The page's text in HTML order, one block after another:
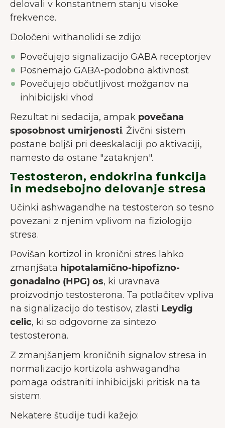
delovali v konstantnem stanju visoke
frekvence.
Določeni withanolidi se zdijo:
Povečujejo signalizacijo GABA receptorjev
Posnemajo GABA-podobno aktivnost
Povečujejo občutljivost možganov na
inhibicijski vhod
Rezultat ni sedacija, ampak povečana
sposobnost umirjenosti. Živčni sistem
postane boljši pri deeskalaciji po aktivaciji,
namesto da ostane "zataknjen".
Testosteron, endokrina funkcija
in medsebojno delovanje stresa
Učinki ashwagandhe na testosteron so tesno
povezani z njenim vplivom na fiziologijo
stresa.
Povišan kortizol in kronični stres lahko
zmanjšata hipotalamično-hipofizno-
gonadalno (HPG) os, ki uravnava
proizvodnjo testosterona. Ta potlačitev vpliva
na signalizacijo do testisov, zlasti Leydig
celic, ki so odgovorne za sintezo
testosterona.
Z zmanjšanjem kroničnih signalov stresa in
normalizacijo kortizola ashwagandha
pomaga odstraniti inhibicijski pritisk na ta
sistem.
Nekatere študije tudi kažejo:
uporabniško izkušnjo.
Sprejmi vse
Sprejmi nujne
Prilagodi